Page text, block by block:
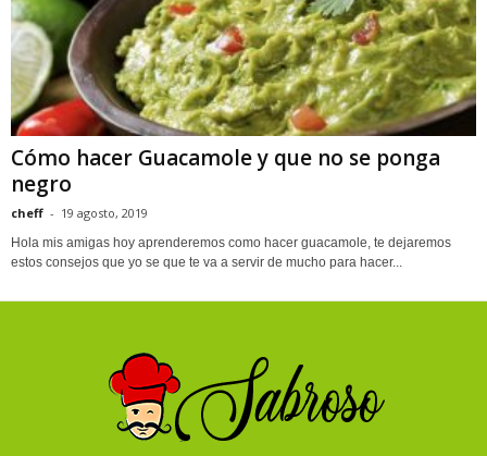
Cómo hacer Guacamole y que no se ponga
negro
cheff - 19 agosto, 2019
Hola mis amigas hoy aprenderemos como hacer guacamole, te dejaremos
estos consejos que yo se que te va a servir de mucho para hacer...